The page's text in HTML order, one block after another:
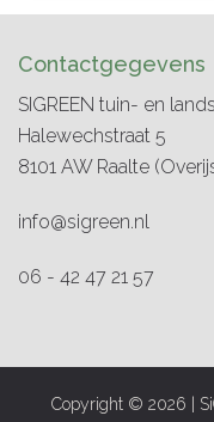
Contactgegevens
SIGREEN tuin- en
Halewechstraat 5
8101 AW Raalte
info@sigreen.nl
06 - 42 47 21 57
Copyright © 2026 |